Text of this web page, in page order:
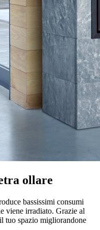
ollare
bassissimi consumi
viene irradiato. Grazie al
tuo spazio migliorandone